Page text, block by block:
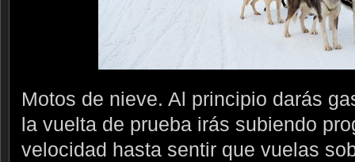
Motos de nieve. Al principio darás
la vuelta de prueba irás subiendo
velocidad hasta sentir que vuelas